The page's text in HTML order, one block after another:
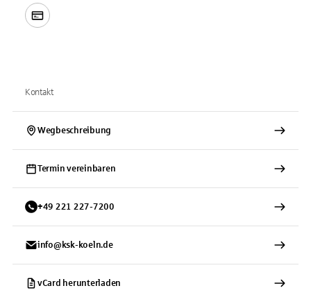
Kontakt
Wegbeschreibung
Termin vereinbaren
+49 221 227-7200
info@ksk-koeln.de
vCard herunterladen